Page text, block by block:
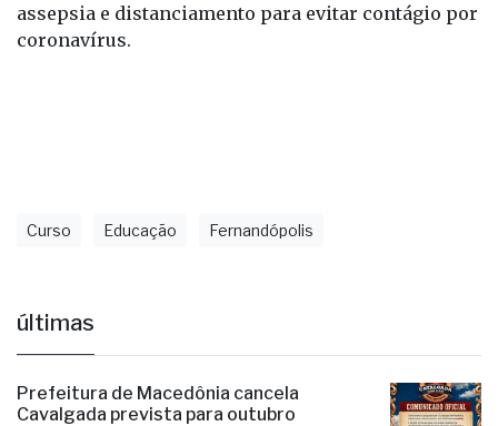
assepsia e distanciamento para evitar contágio por
coronavírus.
Curso Educação Fernandópolis
últimas
Prefeitura de Macedônia cancela
Cavalgada prevista para outubro